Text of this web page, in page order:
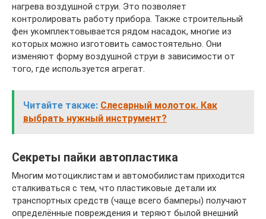
нагрева воздушной струи. Это позволяет
контролировать работу прибора. Также строительный
фен укомплектовывается рядом насадок, многие из
которых можно изготовить самостоятельно. Они
изменяют форму воздушной струи в зависимости от
того, где используется агрегат.
Читайте также: Слесарный молоток. Как
выбрать нужный инструмент?
Секреты пайки автопластика
Многим мотоциклистам и автомобилистам приходится
сталкиваться с тем, что пластиковые детали их
транспортных средств (чаще всего бамперы) получают
определённые повреждения и теряют былой внешний